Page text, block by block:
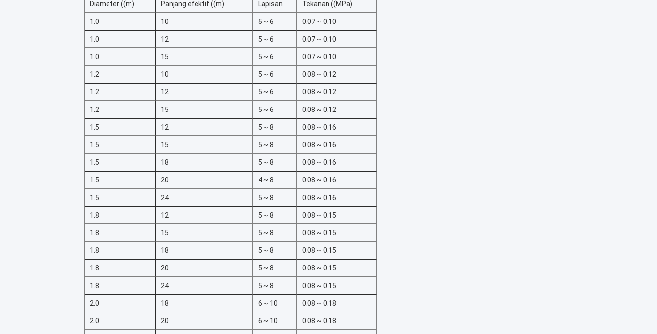
Diameter ((m) Panjang efektif ((m) Lapisan Tekanan ((MPa)
1.0 10 5 ~ 6 0.07 ~ 0.10
1.0 12 5 ~ 6 0.07 ~ 0.10
1.0 15 5 ~ 6 0.07 ~ 0.10
1.2 10 5 ~ 6 0.08 ~ 0.12
1.2 12 5 ~ 6 0.08 ~ 0.12
1.2 15 5 ~ 6 0.08 ~ 0.12
1.5 12 5 ~ 8 0.08 ~ 0.16
1.5 15 5 ~ 8 0.08 ~ 0.16
1.5 18 5 ~ 8 0.08 ~ 0.16
1.5 20 4 ~ 8 0.08 ~ 0.16
1.5 24 5 ~ 8 0.08 ~ 0.16
1.8 12 5 ~ 8 0.08 ~ 0.15
1.8 15 5 ~ 8 0.08 ~ 0.15
1.8 18 5 ~ 8 0.08 ~ 0.15
1.8 20 5 ~ 8 0.08 ~ 0.15
1.8 24 5 ~ 8 0.08 ~ 0.15
2.0 18 6 ~ 10 0.08 ~ 0.18
2.0 20 6 ~ 10 0.08 ~ 0.18